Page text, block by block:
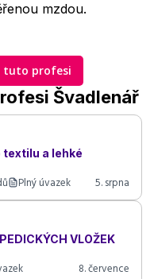
mzdou.
tuto profesi
Švadlenář
textilu a lehké
Plný úvazek 5. srpna
VLOŽEK
8. července